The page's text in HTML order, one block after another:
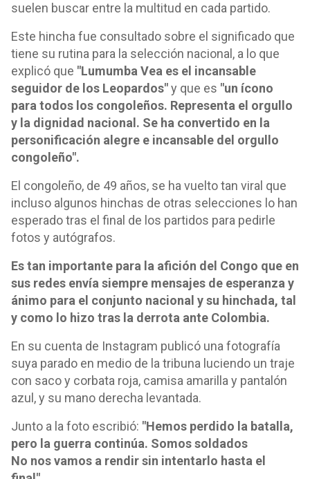
suelen buscar entre la multitud en cada partido.
Este hincha fue consultado sobre el significado que
tiene su rutina para la selección nacional, a lo que
explicó que "Lumumba Vea es el incansable
seguidor de los Leopardos"y que es "un ícono
para todos los congoleños. Representa el orgullo
y la dignidad nacional. Se ha convertido en la
personificación alegre e incansable del orgullo
congoleño".
El congoleño, de 49 años, se ha vuelto tan viral que
incluso algunos hinchas de otras selecciones lo han
esperado tras el final de los partidos para pedirle
fotos y autógrafos.
Es tan importante para la afición del Congo que en
sus redes envía siempre mensajes de esperanza y
ánimo para el conjunto nacional y su hinchada, tal
y como lo hizo tras la derrota ante Colombia.
En su cuenta de Instagram publicó una fotografía
suya parado en medio de la tribuna luciendo un traje
con saco y corbata roja, camisa amarilla y pantalón
azul, y su mano derecha levantada.
Junto a la foto escribió: "Hemos perdido la batalla,
pero la guerra continúa. Somos soldados
No nos vamos a rendir sin intentarlo hasta el